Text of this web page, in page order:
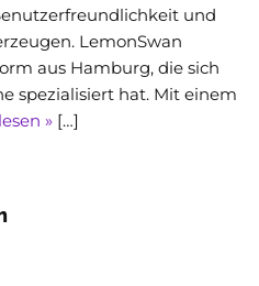
und
LemonSwan
aus Hamburg, die sich
spezialisiert hat. Mit einem
» […]